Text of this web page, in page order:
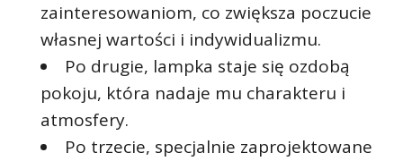
zainteresowaniom, co zwiększa poczucie
własnej wartości i indywidualizmu.
Po drugie, lampka staje się ozdobą
pokoju, która nadaje mu charakteru i
atmosfery.
Po trzecie, specjalnie zaprojektowane